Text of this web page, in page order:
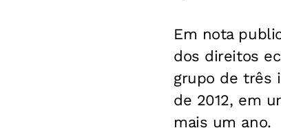
Em nota
dos direitos
grupo de três
de 2012, em
mais um ano.